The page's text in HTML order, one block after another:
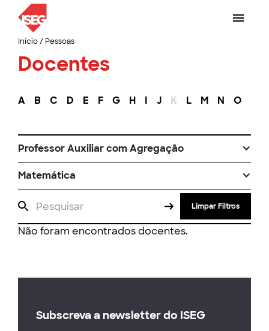
Início/ Pessoas
Docentes
A B C D E F G H I J K L M N O
Professor Auxiliar com Agregação
Matemática
Limpar Filtros
Não foram encontrados docentes.
Subscreva a newsletter do ISEG